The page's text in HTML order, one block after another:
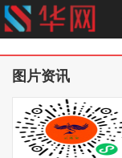
图片资讯